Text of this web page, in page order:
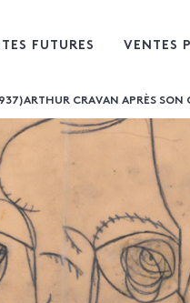
FUTURES VENTES
CRAVAN APRÈS